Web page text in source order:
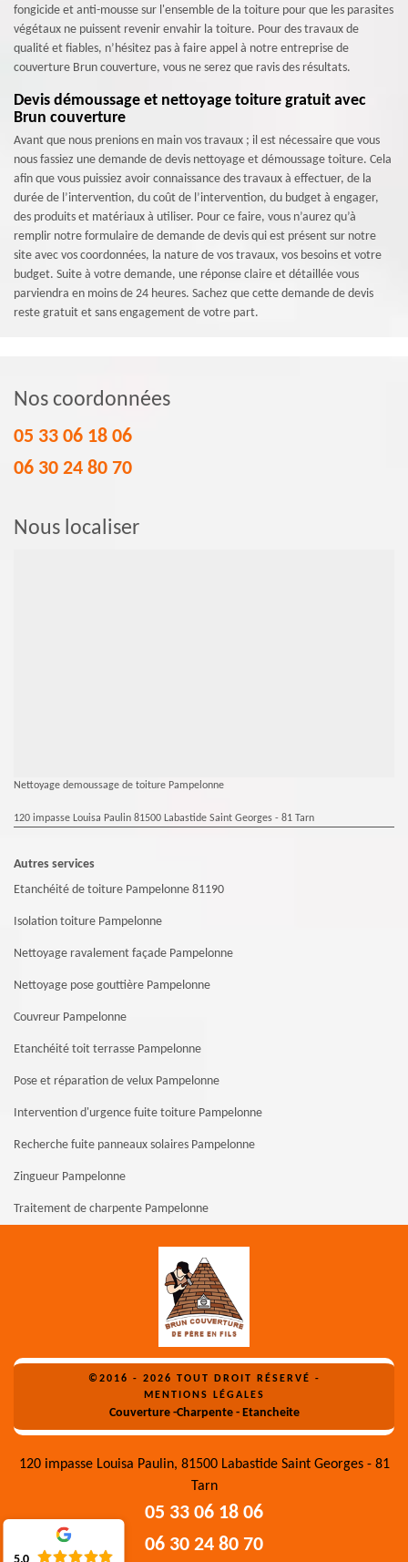
fongicide et anti-mousse sur l'ensemble de la toiture pour que les parasites
végétaux ne puissent revenir envahir la toiture. Pour des travaux de
qualité et fiables, n’hésitez pas à faire appel à notre entreprise de
couverture Brun couverture, vous ne serez que ravis des résultats.
Devis démoussage et nettoyage toiture gratuit avec
Brun couverture
Avant que nous prenions en main vos travaux ; il est nécessaire que vous
nous fassiez une demande de devis nettoyage et démoussage toiture. Cela
afin que vous puissiez avoir connaissance des travaux à effectuer, de la
durée de l’intervention, du coût de l’intervention, du budget à engager,
des produits et matériaux à utiliser. Pour ce faire, vous n’aurez qu’à
remplir notre formulaire de demande de devis qui est présent sur notre
site avec vos coordonnées, la nature de vos travaux, vos besoins et votre
budget. Suite à votre demande, une réponse claire et détaillée vous
parviendra en moins de 24 heures. Sachez que cette demande de devis
reste gratuit et sans engagement de votre part.
Nos coordonnées
05 33 06 18 06
06 30 24 80 70
Nous localiser
Nettoyage demoussage de toiture Pampelonne
120 impasse Louisa Paulin 81500 Labastide Saint Georges - 81 Tarn
Autres services
Etanchéité de toiture Pampelonne 81190
Isolation toiture Pampelonne
Nettoyage ravalement façade Pampelonne
Nettoyage pose gouttière Pampelonne
Couvreur Pampelonne
Etanchéité toit terrasse Pampelonne
Pose et réparation de velux Pampelonne
Intervention d'urgence fuite toiture Pampelonne
Recherche fuite panneaux solaires Pampelonne
Zingueur Pampelonne
Traitement de charpente Pampelonne
©2016 - 2026 TOUT DROIT RÉSERVÉ -
MENTIONS LÉGALES
Couverture -Charpente - Etancheite
120 impasse Louisa Paulin, 81500 Labastide Saint Georges - 81
Tarn
05 33 06 18 06
06 30 24 80 70